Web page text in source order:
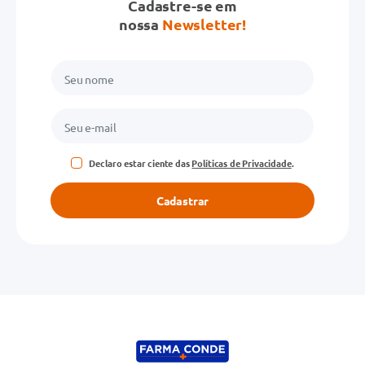
Cadastre-se em
nossa Newsletter!
Declaro estar ciente dasPolíticas de Privacidade.
Cadastrar